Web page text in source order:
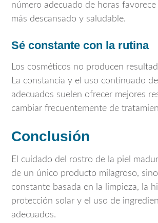
número adecuado de horas
más descansado y saludable.
Sé constante con la rutina
Los cosméticos no producen
La constancia y el uso continuado
adecuados suelen ofrecer mejores
cambiar frecuentemente de
Conclusión
El cuidado del rostro de la piel
de un único producto milagroso,
constante basada en la limpieza, la
protección solar y el uso de
adecuados.